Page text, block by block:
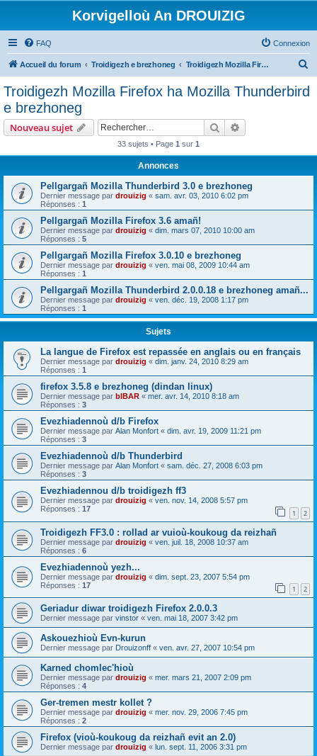
Korvigelloù An DROUIZIG
FAQ Connexion
Accueil du forum Troidigezh e brezhoneg Troidigezh Mozilla Firefox ha Mozilla Thunderbird e brezhoneg
Troidigezh Mozilla Firefox ha Mozilla Thunderbird
e brezhoneg
Nouveau sujet Rechercher
33 sujets • Page 1 sur 1
Annonces
Pellgargañ Mozilla Thunderbird 3.0 e brezhoneg
Dernier message par drouizig « sam. avr. 03, 2010 6:02 pm
Réponses : 1
Pellgargañ Mozilla Firefox 3.6 amañ!
Dernier message par drouizig « dim. mars 07, 2010 10:00 am
Réponses : 5
Pellgargañ Mozilla Firefox 3.0.10 e brezhoneg
Dernier message par drouizig « ven. mai 08, 2009 10:44 am
Réponses : 1
Pellgargañ Mozilla Thunderbird 2.0.0.18 e brezhoneg amañ...
Dernier message par drouizig « ven. déc. 19, 2008 1:17 pm
Réponses : 1
Sujets
La langue de Firefox est repassée en anglais ou en français
Dernier message par drouizig « dim. janv. 24, 2010 8:29 am
Réponses : 1
firefox 3.5.8 e brezhoneg (dindan linux)
Dernier message par bIBAR « mer. avr. 14, 2010 8:18 am
Réponses : 3
Evezhiadennoù d/b Firefox
Dernier message par Alan Monfort « dim. avr. 19, 2009 11:21 pm
Réponses : 3
Evezhiadennoù d/b Thunderbird
Dernier message par Alan Monfort « sam. déc. 27, 2008 6:03 pm
Réponses : 3
Evezhiadennou d/b troidigezh ff3
Dernier message par drouizig « ven. nov. 14, 2008 5:57 pm
Réponses : 17 1 2
Troidigezh FF3.0 : rollad ar vuioù-koukoug da reizhañ
Dernier message par drouizig « ven. juil. 18, 2008 10:37 am
Réponses : 6
Evezhiadennoù yezh...
Dernier message par drouizig « dim. sept. 23, 2007 5:54 pm
Réponses : 17 1 2
Geriadur diwar troidigezh Firefox 2.0.0.3
Dernier message par vinstor « ven. mai 18, 2007 3:42 pm
Askouezhioù Evn-kurun
Dernier message par Drouizonff « ven. avr. 27, 2007 10:54 pm
Karned chomlec'hioù
Dernier message par drouizig « mer. mars 21, 2007 2:09 pm
Réponses : 4
Ger-tremen mestr kollet ?
Dernier message par drouizig « mer. nov. 29, 2006 7:45 pm
Réponses : 2
Firefox (vioù-koukoug da reizhañ evit an 2.0)
Dernier message par drouizig « lun. sept. 11, 2006 3:31 pm